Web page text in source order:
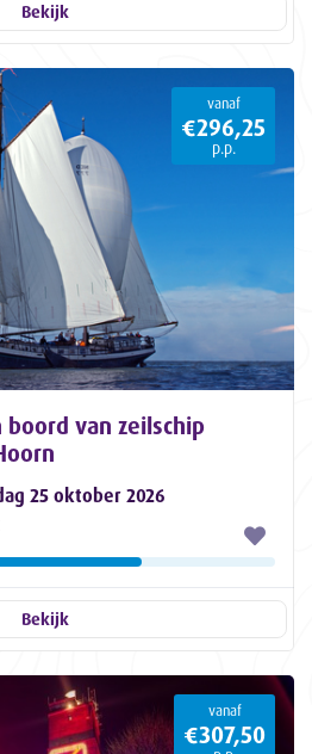
Bekijk
vanaf
€296,25
p.p.
van zeilschip
25 oktober 2026
Bekijk
vanaf
€307,50